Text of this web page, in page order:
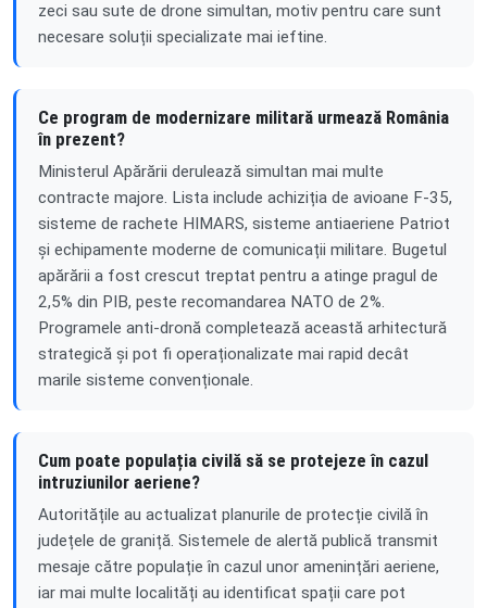
zeci sau sute de drone simultan, motiv pentru care sunt
necesare soluții specializate mai ieftine.
Ce program de modernizare militară urmează România
în prezent?
Ministerul Apărării derulează simultan mai multe
contracte majore. Lista include achiziția de avioane F-35,
sisteme de rachete HIMARS, sisteme antiaeriene Patriot
și echipamente moderne de comunicații militare. Bugetul
apărării a fost crescut treptat pentru a atinge pragul de
2,5% din PIB, peste recomandarea NATO de 2%.
Programele anti-dronă completează această arhitectură
strategică și pot fi operaționalizate mai rapid decât
marile sisteme convenționale.
Cum poate populația civilă să se protejeze în cazul
intruziunilor aeriene?
Autoritățile au actualizat planurile de protecție civilă în
județele de graniță. Sistemele de alertă publică transmit
mesaje către populație în cazul unor amenințări aeriene,
iar mai multe localități au identificat spații care pot